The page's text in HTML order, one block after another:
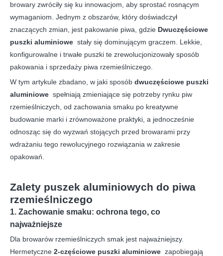
browary zwróciły się ku innowacjom, aby sprostać rosnącym
wymaganiom. Jednym z obszarów, który doświadczył
znaczących zmian, jest pakowanie piwa, gdzie Dwuczęściowe
puszki aluminiowe stały się dominującym graczem. Lekkie,
konfigurowalne i trwałe puszki te zrewolucjonizowały sposób
pakowania i sprzedaży piwa rzemieślniczego.
W tym artykule zbadano, w jaki sposób dwuczęściowe puszki
aluminiowe spełniają zmieniające się potrzeby rynku piw
rzemieślniczych, od zachowania smaku po kreatywne
budowanie marki i zrównoważone praktyki, a jednocześnie
odnosząc się do wyzwań stojących przed browarami przy
wdrażaniu tego rewolucyjnego rozwiązania w zakresie
opakowań.
Zalety puszek aluminiowych do piwa
rzemieślniczego
1. Zachowanie smaku: ochrona tego, co
najważniejsze
Dla browarów rzemieślniczych smak jest najważniejszy.
Hermetyczne 2-częściowe puszki aluminiowe zapobiegają